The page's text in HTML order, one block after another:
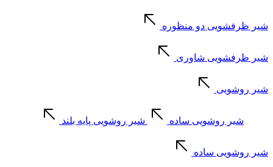
شیر ظرفشویی دو منظوره
شیر ظرفشویی شاوری
شیر روشویی
شیر روشویی ساده شیر روشویی پایه بلند
شیر روشویی ساده